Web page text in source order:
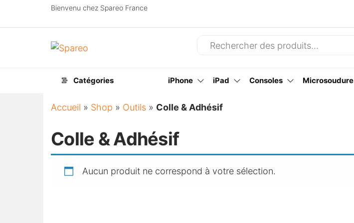
Bienvenu chez Spareo France
Catégories iPhone iPad Consoles Microsoudure
Accueil » Shop » Outils » Colle & Adhésif
Colle & Adhésif
Aucun produit ne correspond à votre sélection.